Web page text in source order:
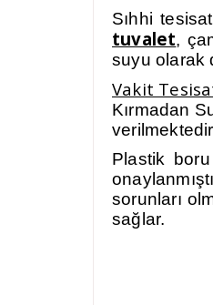
Sıhhi
tuvalet,
suyu olarak
Vakit
Kırmadan
Plastik boru
sorunları
sağlar.